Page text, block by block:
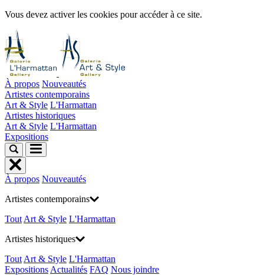
Vous devez activer les cookies pour accéder à ce site.
À propos Nouveautés
Artistes contemporains
Art & Style L'Harmattan
Artistes historiques
Art & Style L'Harmattan
Expositions
À propos Nouveautés
Artistes contemporains
Tout Art & Style L'Harmattan
Artistes historiques
Tout Art & Style L'Harmattan
Expositions Actualités FAQ Nous joindre